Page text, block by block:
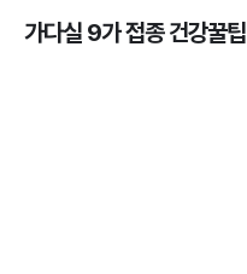
가다실 9가 접종 건강꿀팁